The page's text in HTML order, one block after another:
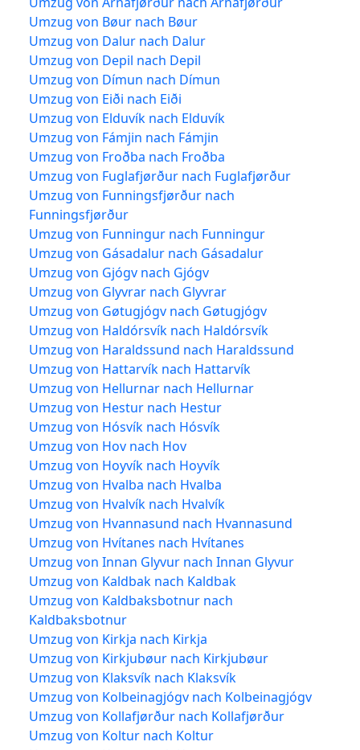
Umzug von Bøur nach Bøur
Umzug von Dalur nach Dalur
Umzug von Depil nach Depil
Umzug von Dímun nach Dímun
Umzug von Eiði nach Eiði
Umzug von Elduvík nach Elduvík
Umzug von Fámjin nach Fámjin
Umzug von Froðba nach Froðba
Umzug von Fuglafjørður nach Fuglafjørður
Umzug von Funningsfjørður nach
Funningsfjørður
Umzug von Funningur nach Funningur
Umzug von Gásadalur nach Gásadalur
Umzug von Gjógv nach Gjógv
Umzug von Glyvrar nach Glyvrar
Umzug von Gøtugjógv nach Gøtugjógv
Umzug von Haldórsvík nach Haldórsvík
Umzug von Haraldssund nach Haraldssund
Umzug von Hattarvík nach Hattarvík
Umzug von Hellurnar nach Hellurnar
Umzug von Hestur nach Hestur
Umzug von Hósvík nach Hósvík
Umzug von Hov nach Hov
Umzug von Hoyvík nach Hoyvík
Umzug von Hvalba nach Hvalba
Umzug von Hvalvík nach Hvalvík
Umzug von Hvannasund nach Hvannasund
Umzug von Hvítanes nach Hvítanes
Umzug von Innan Glyvur nach Innan Glyvur
Umzug von Kaldbak nach Kaldbak
Umzug von Kaldbaksbotnur nach
Kaldbaksbotnur
Umzug von Kirkja nach Kirkja
Umzug von Kirkjubøur nach Kirkjubøur
Umzug von Klaksvík nach Klaksvík
Umzug von Kolbeinagjógv nach Kolbeinagjógv
Umzug von Kollafjørður nach Kollafjørður
Umzug von Koltur nach Koltur